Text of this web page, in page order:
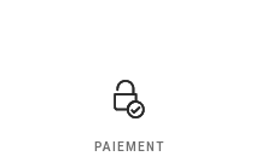
PAIEMENT